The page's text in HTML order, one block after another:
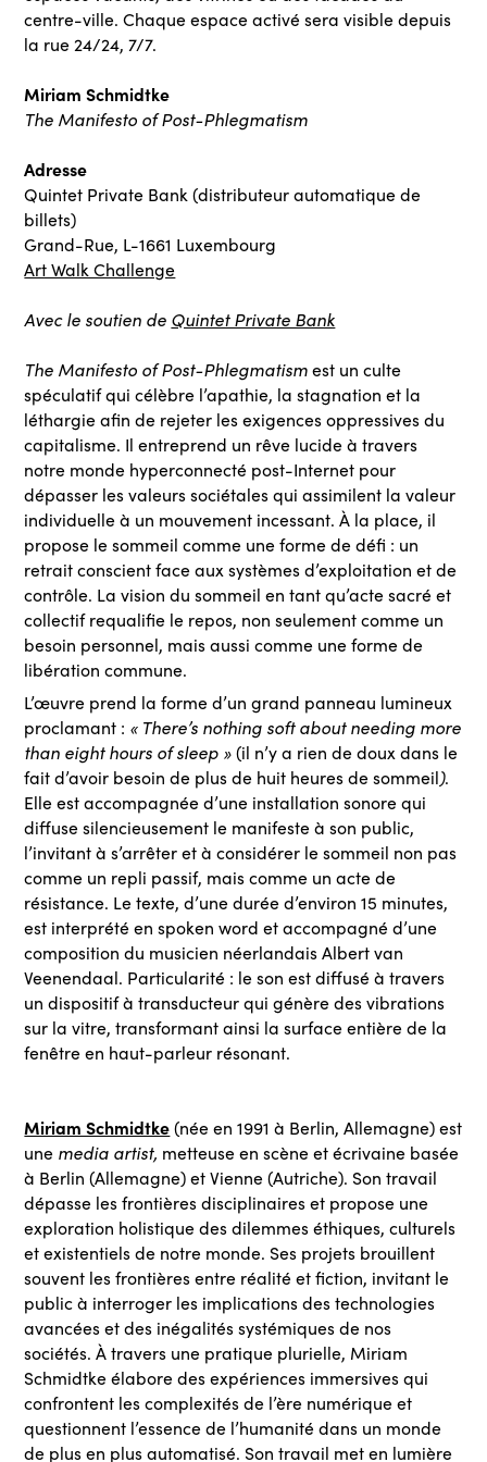
centre-ville. Chaque espace activé sera visible depuis
la rue 24/24, 7/7.
Miriam Schmidtke
The Manifesto of Post-Phlegmatism
Adresse
Quintet Private Bank (distributeur automatique de
billets)
Grand-Rue, L-1661 Luxembourg
Art Walk Challenge
Avec le soutien de Quintet Private Bank
The Manifesto of Post-Phlegmatismest un culte
spéculatif qui célèbre l’apathie, la stagnation et la
léthargie afin de rejeter les exigences oppressives du
capitalisme. Il entreprend un rêve lucide à travers
notre monde hyperconnecté post-Internet pour
dépasser les valeurs sociétales qui assimilent la valeur
individuelle à un mouvement incessant. À la place, il
propose le sommeil comme une forme de défi : un
retrait conscient face aux systèmes d’exploitation et de
contrôle. La vision du sommeil en tant qu’acte sacré et
collectif requalifie le repos, non seulement comme un
besoin personnel, mais aussi comme une forme de
libération commune.
L’œuvre prend la forme d’un grand panneau lumineux
proclamant : « There’s nothing soft about needing more
than eight hours of sleep »(il n’y a rien de doux dans le
fait d’avoir besoin de plus de huit heures de sommeil).
Elle est accompagnée d’une installation sonore qui
diffuse silencieusement le manifeste à son public,
l’invitant à s’arrêter et à considérer le sommeil non pas
comme un repli passif, mais comme un acte de
résistance. Le texte, d’une durée d’environ 15 minutes,
est interprété en spoken word et accompagné d’une
composition du musicien néerlandais Albert van
Veenendaal. Particularité : le son est diffusé à travers
un dispositif à transducteur qui génère des vibrations
sur la vitre, transformant ainsi la surface entière de la
fenêtre en haut-parleur résonant.
Miriam Schmidtke(née en 1991 à Berlin, Allemagne) est
une media artist, metteuse en scène et écrivaine basée
à Berlin (Allemagne) et Vienne (Autriche). Son travail
dépasse les frontières disciplinaires et propose une
exploration holistique des dilemmes éthiques, culturels
et existentiels de notre monde. Ses projets brouillent
souvent les frontières entre réalité et fiction, invitant le
public à interroger les implications des technologies
avancées et des inégalités systémiques de nos
sociétés. À travers une pratique plurielle, Miriam
Schmidtke élabore des expériences immersives qui
confrontent les complexités de l’ère numérique et
questionnent l’essence de l’humanité dans un monde
de plus en plus automatisé. Son travail met en lumière